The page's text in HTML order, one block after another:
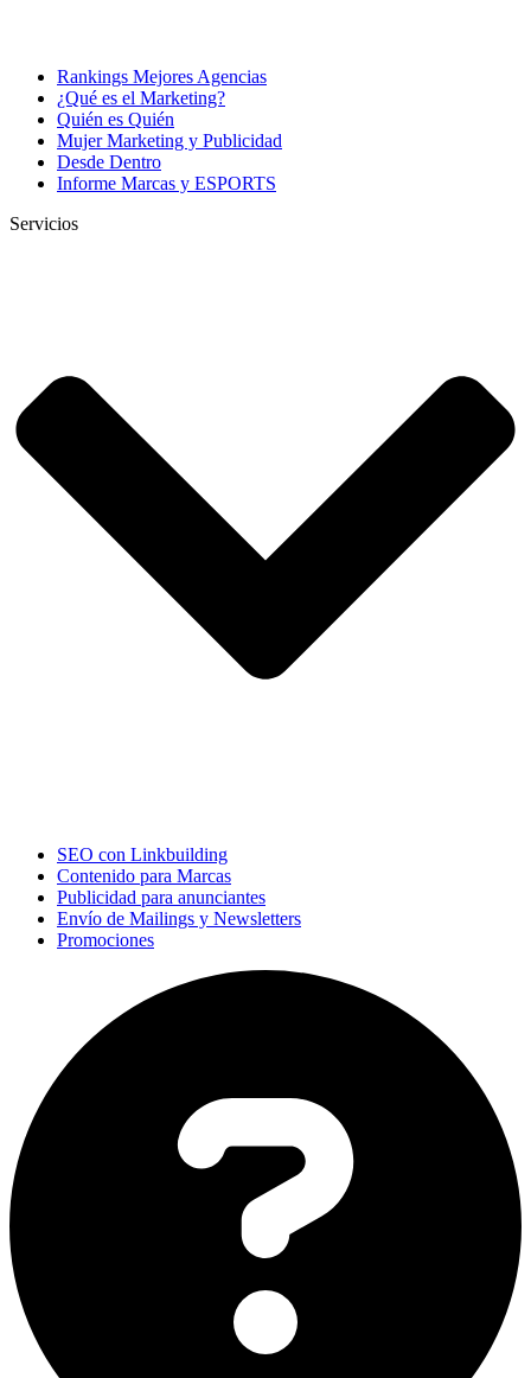
Rankings Mejores Agencias
¿Qué es el Marketing?
Quién es Quién
Mujer Marketing y Publicidad
Desde Dentro
Informe Marcas y ESPORTS
Servicios
SEO con Linkbuilding
Contenido para Marcas
Publicidad para anunciantes
Envío de Mailings y Newsletters
Promociones